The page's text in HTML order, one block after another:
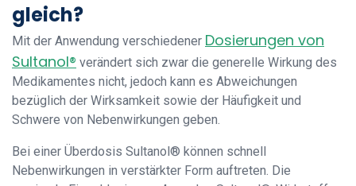
gleich?
Mit der Anwendung verschiedener Dosierungen von
Sultanol® verändert sich zwar die generelle Wirkung des
Medikamentes nicht, jedoch kann es Abweichungen
bezüglich der Wirksamkeit sowie der Häufigkeit und
Schwere von Nebenwirkungen geben.
Bei einer Überdosis Sultanol® können schnell
Nebenwirkungen in verstärkter Form auftreten. Die